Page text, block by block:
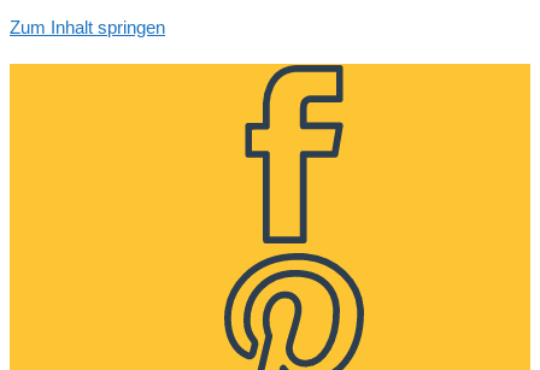
Zum Inhalt springen